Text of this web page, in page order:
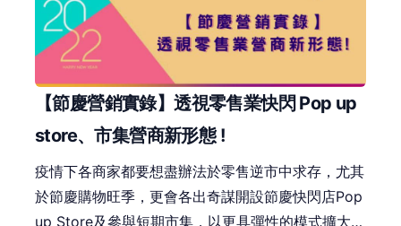
【節慶營銷實錄】透視零售業快閃 Pop up
store、市集營商新形態 !
疫情下各商家都要想盡辦法於零售逆市中求存，尤其
於節慶購物旺季，更會各出奇謀開設節慶快閃店Pop
up Store及參與短期市集，以更具彈性的模式擴大接